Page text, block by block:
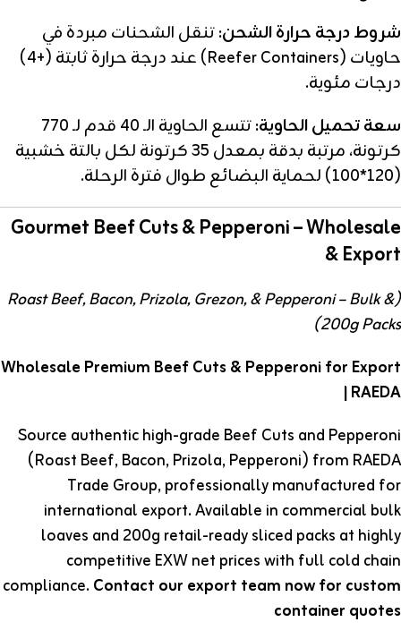
شروط درجة حرارة الشحن:تنقل الشحنات مبردة في
حاويات (Reefer Containers) عند درجة حرارة ثابتة (+4)
درجات مئوية.
سعة تحميل الحاوية:
تتسع الحاوية الـ 40 قدم لـ 770
كرتونة، مرتبة بدقة بمعدل 35 كرتونة لكل بالتة خشبية
(120*100) لحماية البضائع طوال فترة الرحلة.
Gourmet Beef Cuts & Pepperoni – Wholesale
& Export
(Roast Beef, Bacon, Prizola, Grezon, & Pepperoni – Bulk &
200g Packs)
Wholesale Premium Beef Cuts & Pepperoni for Export
| RAEDA
Source authentic high-grade Beef Cuts and Pepperoni
(Roast Beef, Bacon, Prizola, Pepperoni) from RAEDA
Trade Group, professionally manufactured for
international export. Available in commercial bulk
loaves and 200g retail-ready sliced packs at highly
competitive EXW net prices with full cold chain
compliance.Contact our export team now for custom
container quotes